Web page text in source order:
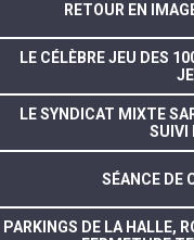
RETOUR EN
LE CÉLÈBRE JEU DES
LE SYNDICAT MIXTE
SUIVI
SÉANCE DE
PARKINGS DE LA HALLE,